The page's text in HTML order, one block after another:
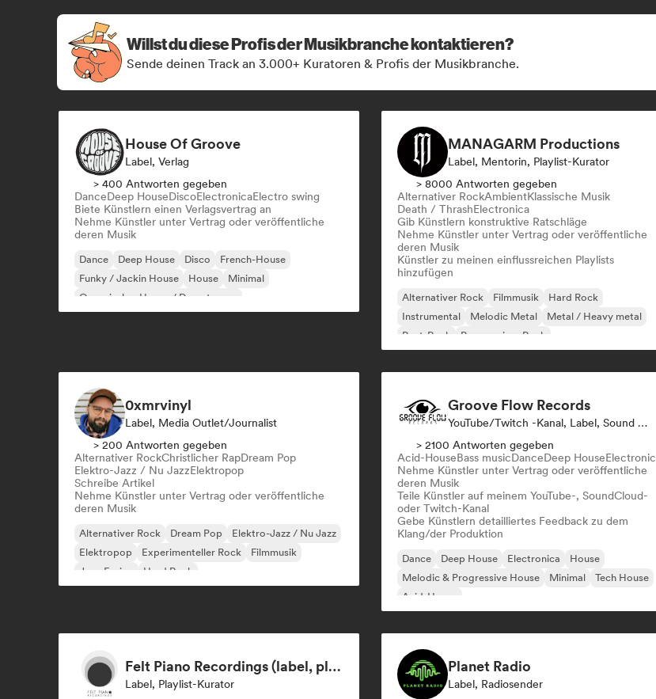
Willst du diese Profis der Musikbranche kontaktieren?
Sende deinen Track an 3.000+ Kuratoren & Profis der Musikbranche.
House Of Groove
Label, Verlag
> 400 Antworten gegeben
DanceDeep HouseDiscoElectronicaElectro swing
Biete Künstlern einen Verlagsvertrag an
Nehme Künstler unter Vertrag oder veröffentliche
deren Musik
Dance Deep House Disco
French-House
Funky / Jackin House
House
Minimal
Organischer House / Downtempo
MANAGARM Productions
Label, Mentorin, Playlist-Kurator
> 8000 Antworten gegeben
Alternativer RockAmbientKlassische Musik
Death / ThrashElectronica
Gib Künstlern konstruktive Ratschläge
Nehme Künstler unter Vertrag oder veröffentliche
deren Musik
Künstler zu meinen einflussreichen Playlists
hinzufügen
Alternativer Rock Filmmusik
Hard Rock
Instrumental
Melodic Metal
Metal / Heavy metal
Post-Rock
Progressiver Rock
0xmrvinyl
Label, Media Outlet/Journalist
> 200 Antworten gegeben
Alternativer RockChristlicher RapDream Pop
Elektro-Jazz / Nu JazzElektropop
Schreibe Artikel
Nehme Künstler unter Vertrag oder veröffentliche
deren Musik
Alternativer Rock Dream Pop
Elektro-Jazz / Nu Jazz
Elektropop
Experimenteller Rock
Filmmusik
Jazz-Fusion
Hard Rock
Groove Flow Records
YouTube/Twitch -Kanal, Label, Sound Experte
> 2100 Antworten gegeben
Acid-HouseBass musicDanceDeep House
Nehme Künstler unter Vertrag oder veröffentliche
deren Musik
Teile Künstler auf meinem YouTube-, SoundCloud-
oder Twitch-Kanal
Gebe Künstlern detailliertes Feedback zu dem
Klang/der Produktion
Dance Deep House Electronica
House
Melodic & Progressive House
Minimal
Tech House
Acid-House
Felt Piano Recordings (label, playlists)
Label, Playlist-Kurator
Planet Radio
Label, Radiosender